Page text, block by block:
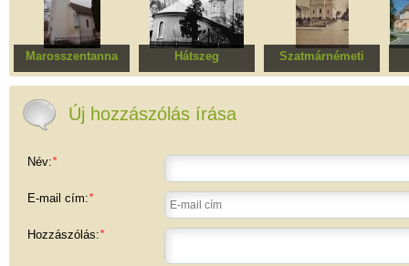
Marosszentanna
Református templom
Hátszeg
Református templom
Szatmárnémeti
Református láncos
Új hozzászólás írása
Név:*
E-mail cím:*
Hozzászólás:*